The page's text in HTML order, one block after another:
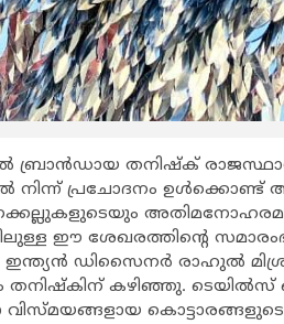
ബ്രാൻഡായ തനിഷ്ക്
നിന്ന് പ്രചോദനം
ഈ ശേഖരത്തിന്‍റെ
ഇന്ത്യൻ ഡിസൈനർ രാഹുൽ
തനിഷ്‌കിന് കഴിഞ്ഞു. ടെയിൽസ്